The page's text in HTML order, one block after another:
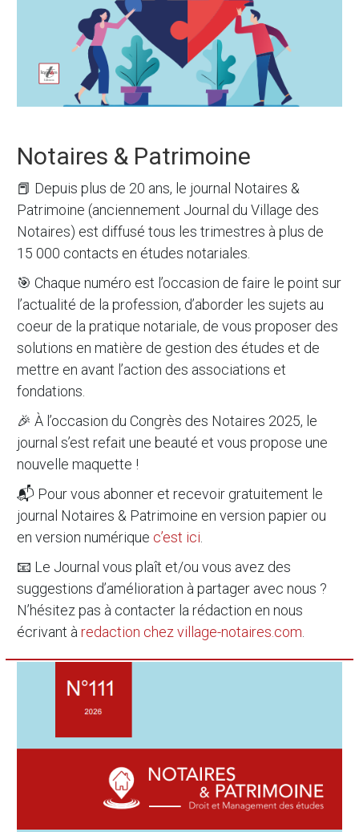
Notaires & Patrimoine
📕 Depuis plus de 20 ans, le journal Notaires &
Patrimoine (anciennement Journal du Village des
Notaires) est diffusé tous les trimestres à plus de
15 000 contacts en études notariales.
🎯 Chaque numéro est l’occasion de faire le point sur
l’actualité de la profession, d’aborder les sujets au
coeur de la pratique notariale, de vous proposer des
solutions en matière de gestion des études et de
mettre en avant l’action des associations et
fondations.
🎉 À l’occasion du Congrès des Notaires 2025, le
journal s’est refait une beauté et vous propose une
nouvelle maquette !
📬 Pour vous abonner et recevoir gratuitement le
journal Notaires & Patrimoine en version papier ou
en version numérique c’est ici
📧 Le Journal vous plaît et/ou vous avez des
suggestions d’amélioration à partager avec nous ?
N’hésitez pas à contacter la rédaction en nous
écrivant à redaction chez village-notaires.com